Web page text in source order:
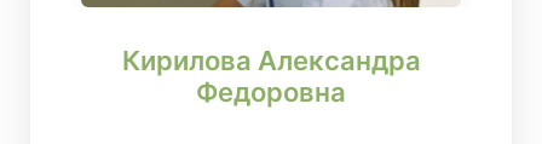
Кирилова Александра
Федоровна